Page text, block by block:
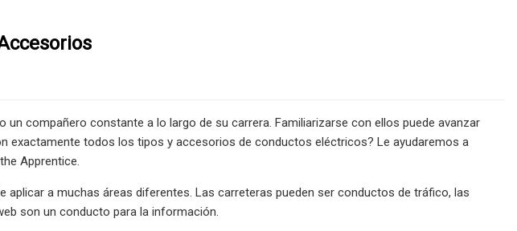
compañero constante a lo largo de su carrera. Familiarizarse con ellos puede avanzar
exactamente todos los tipos y accesorios de conductos eléctricos? Le ayudaremos a
Apprentice.
aplicar a muchas áreas diferentes. Las carreteras pueden ser conductos de tráfico, las
son un conducto para la información.